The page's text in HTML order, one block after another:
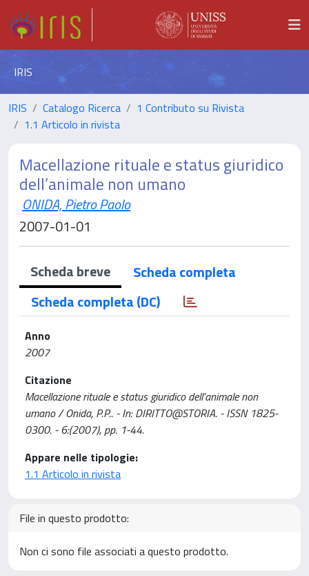
IRIS
IRIS Catalogo Ricerca
1 Contributo su Rivista
1.1 Articolo in rivista
Macellazione rituale e status giuridico
dell’animale non umano
ONIDA, Pietro Paolo
2007-01-01
Scheda breve
Scheda completa
Scheda completa (DC)
Anno
2007
Citazione
Macellazione rituale e status giuridico dell’animale non
umano / Onida, P.P.. - In: DIRITTO@STORIA. - ISSN 1825-
0300. - 6:(2007), pp. 1-44.
Appare nelle tipologie:
1.1 Articolo in rivista
File in questo prodotto:
Non ci sono file associati a questo prodotto.